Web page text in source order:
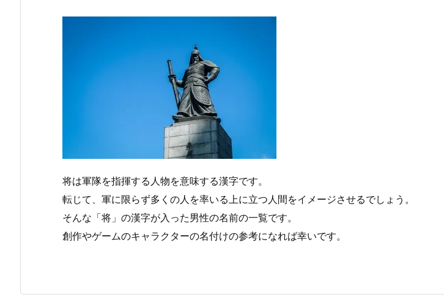
将は軍隊を指揮する人物を意味する漢字です。
転じて、軍に限らず多くの人を率いる上に立つ人間をイメージさせるでしょう。
そんな「将」の漢字が入った男性の名前の一覧です。
創作やゲームのキャラクターの名付けの参考になれば幸いです。